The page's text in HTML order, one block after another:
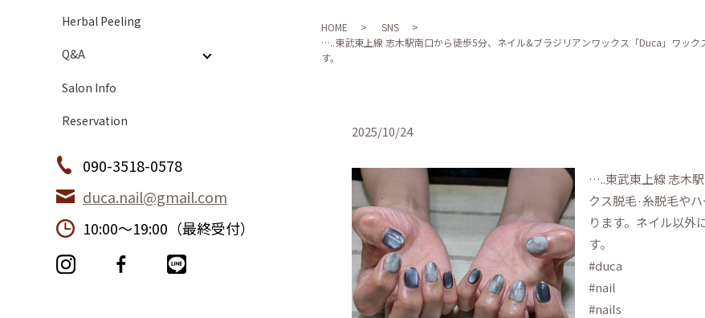
Herbal Peeling
Q&A
Salon Info
Reservation
090-3518-0578
duca.nail@gmail.com
10:00〜19:00（最終受付）
HOME
SNS
…..東武東上線 志木駅南口から徒歩5分、ネイル&ブラジリアンワックス「Duca」ワッ
す。
2025/10/24
…..東武東上線 志木
クス脱毛·糸脱毛や
ります。ネイル以外
す。
#duca
#nail
#nails